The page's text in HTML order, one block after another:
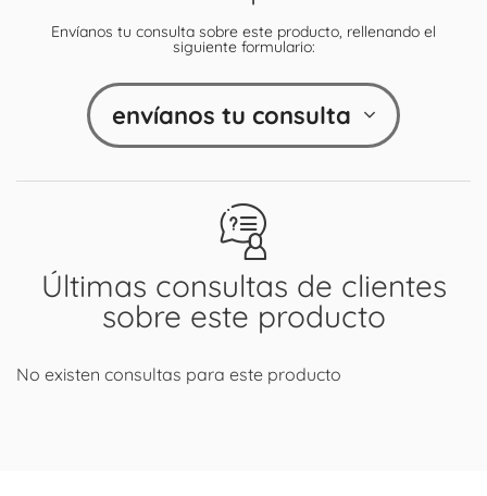
Últimas consultas de clientes
sobre este producto
No existen consultas para este producto
Envíanos tu consulta sobre este producto, rellenando el
siguiente formulario:
envíanos tu consulta